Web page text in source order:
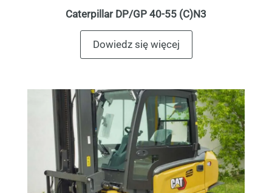
Caterpillar DP/GP 40-55 (C)N3
Dowiedz się więcej